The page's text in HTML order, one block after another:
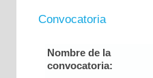
Convocatoria
Nombre de la
convocatoria: